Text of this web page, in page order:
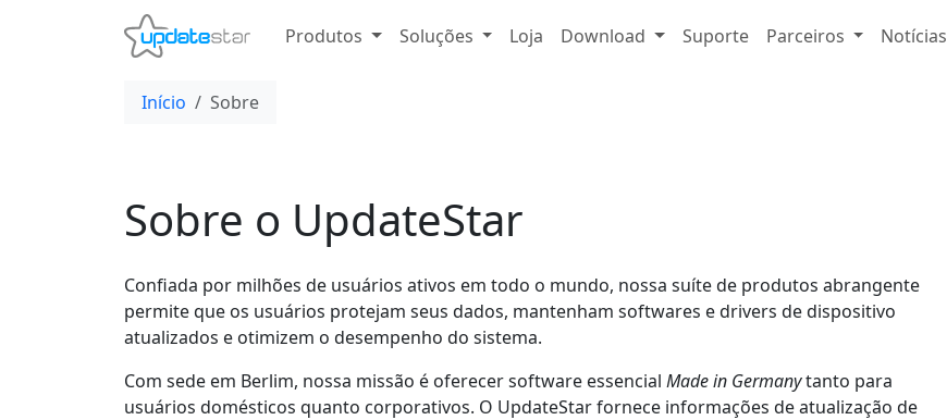
Produtos Soluções Loja Download Suporte Parceiros Notícias
Início Sobre
Sobre o UpdateStar
Confiada por milhões de usuários ativos em todo o mundo, nossa suíte de produtos abrangente
permite que os usuários protejam seus dados, mantenham softwares e drivers de dispositivo
atualizados e otimizem o desempenho do sistema.
Com sede em Berlim, nossa missão é oferecer software essencial Made in Germanytanto para
usuários domésticos quanto corporativos. O UpdateStar fornece informações de atualização de